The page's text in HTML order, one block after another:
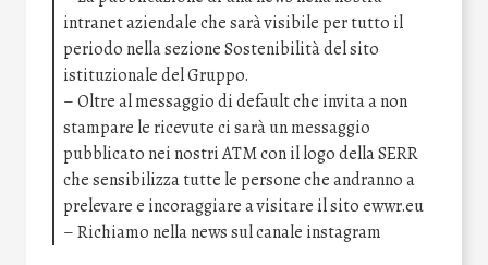
intranet aziendale che sarà visibile per tutto il
periodo nella sezione Sostenibilità del sito
istituzionale del Gruppo.
– Oltre al messaggio di default che invita a non
stampare le ricevute ci sarà un messaggio
pubblicato nei nostri ATM con il logo della SERR
che sensibilizza tutte le persone che andranno a
prelevare e incoraggiare a visitare il sito ewwr.eu
– Richiamo nella news sul canale instagram